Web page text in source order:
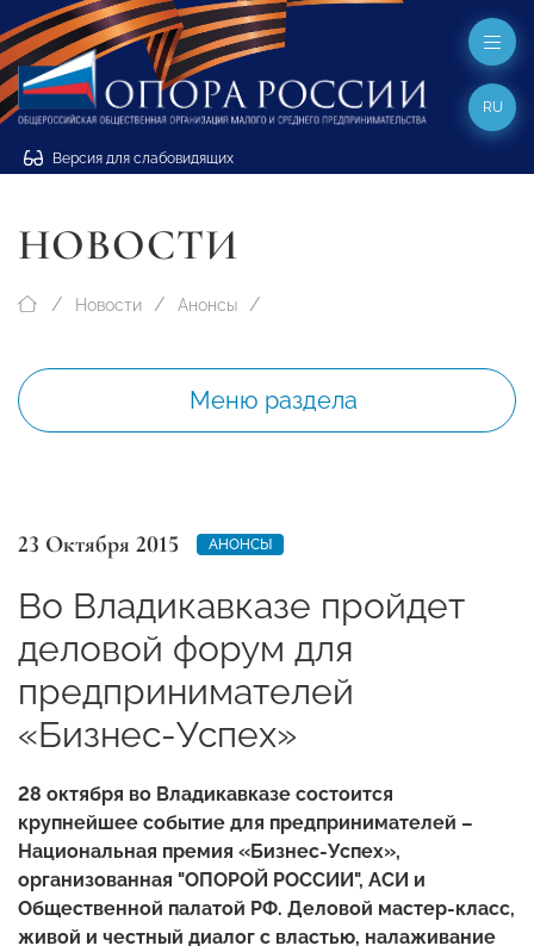
Версия для слабовидящих
RU
НОВОСТИ
Новости Анонсы
Меню раздела
23 Октября 2015 АНОНСЫ
Во Владикавказе пройдет
деловой форум для
предпринимателей
«Бизнес-Успех»
28 октября во Владикавказе состоится
крупнейшее событие для предпринимателей –
Национальная премия «Бизнес-Успех»,
организованная "ОПОРОЙ РОССИИ", АСИ и
Общественной палатой РФ. Деловой мастер-класс,
живой и честный диалог с властью, налаживание